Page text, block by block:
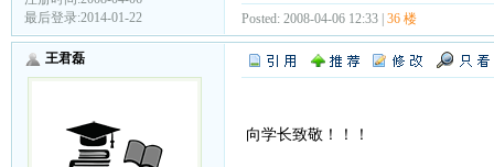
最后登录:2014-01-22
Posted: 2008-04-06 12:33 | 36 楼
王君磊
向学长致敬！！！